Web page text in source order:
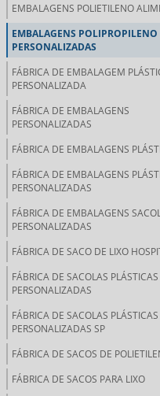
EMBALAGENS POLIETILENO
EMBALAGENS POLIPROPILENO
PERSONALIZADAS
FÁBRICA DE EMBALAGEM
PERSONALIZADA
FÁBRICA DE EMBALAGENS
PERSONALIZADAS
FÁBRICA DE EMBALAGENS
FÁBRICA DE EMBALAGENS
PERSONALIZADAS
FÁBRICA DE EMBALAGENS
PERSONALIZADAS
FÁBRICA DE SACO DE LIXO
FÁBRICA DE SACOLAS PLÁSTICAS
PERSONALIZADAS
FÁBRICA DE SACOLAS PLÁSTICAS
PERSONALIZADAS SP
FÁBRICA DE SACOS DE
FÁBRICA DE SACOS PARA LIXO